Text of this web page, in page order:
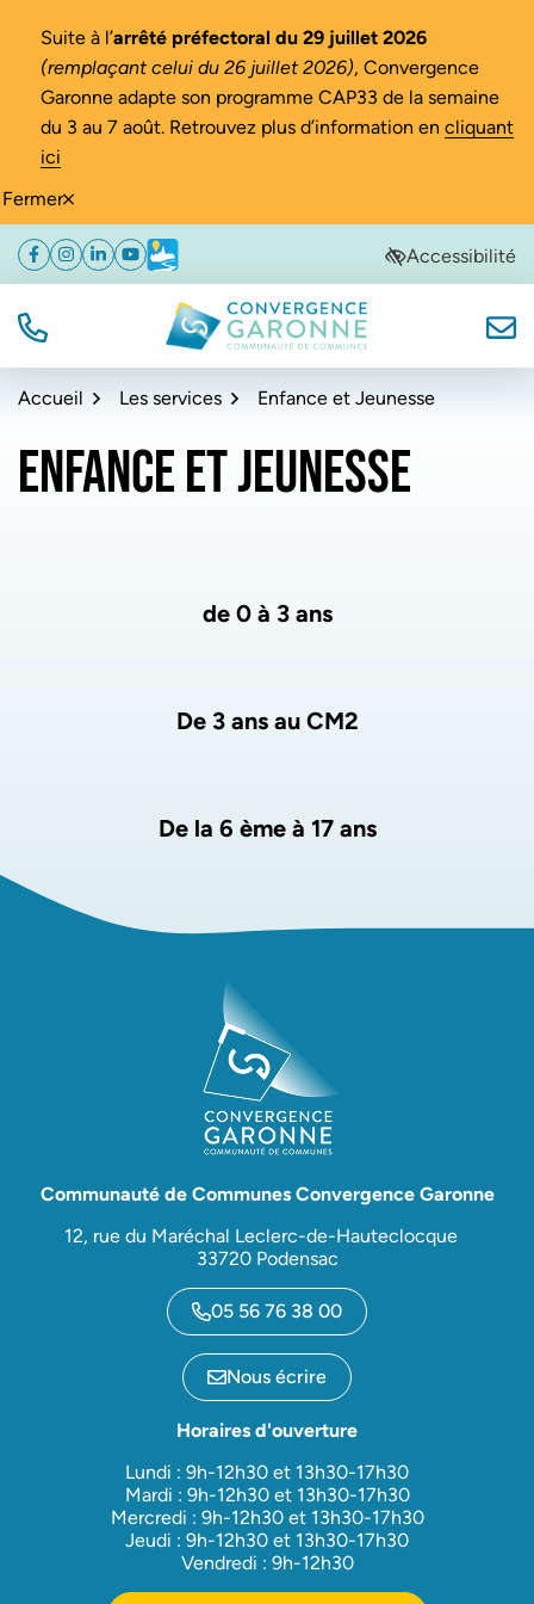
Fermer
Suite à l’arrêté préfectoral du 29 juillet 2026
(remplaçant celui du 26 juillet 2026), Convergence
Garonne adapte son programme CAP33 de la semaine
du 3 au 7 août. Retrouvez plus d’information en cliquant
ici
Aller
navigation
Aller
au
Aller
au
de
Facebook
(ouverture dans un nouvel onglet)
Instagram
(ouverture dans un nouvel onglet)
Linkedin
(ouverture dans un nouvel onglet)
YouTube
(ouverture dans un nouvel onglet)
Météo
(ouverture dans un nouvel onglet)Accessibilité
TÉL. Convergence Garonne
Accueil Les services Enfance et Jeunesse
ENFANCE ET JEUNESSE
de 0 à 3 ans
De 3 ans au CM2
De la 6 ème à 17 ans
Communauté de Communes Convergence Garonne
12, rue du Maréchal Leclerc-de-Hauteclocque
33720 Podensac
05 56 76 38 00
Nous écrire
Horaires d'ouverture
Lundi : 9h-12h30 et 13h30-17h30
Mardi : 9h-12h30 et 13h30-17h30
Mercredi : 9h-12h30 et 13h30-17h30
Jeudi : 9h-12h30 et 13h30-17h30
Vendredi : 9h-12h30